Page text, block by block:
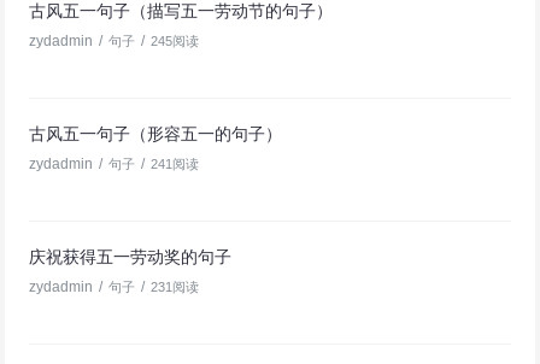
古风五一句子（描写五一劳动节的句子）
zydadmin / 句子 / 245阅读
古风五一句子（形容五一的句子）
zydadmin / 句子 / 241阅读
庆祝获得五一劳动奖的句子
zydadmin / 句子 / 231阅读